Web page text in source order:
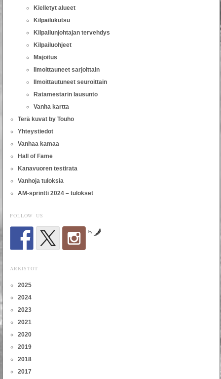
Kielletyt alueet
Kilpailukutsu
Kilpailunjohtajan tervehdys
Kilpailuohjeet
Majoitus
Ilmoittauneet sarjoittain
Ilmoittautuneet seuroittain
Ratamestarin lausunto
Vanha kartta
Terä kuvat by Touho
Yhteystiedot
Vanhaa kamaa
Hall of Fame
Kanavuoren testirata
Vanhoja tuloksia
AM-sprintti 2024 – tulokset
FOLLOW US
by
ARKISTOT
2025
2024
2023
2021
2020
2019
2018
2017